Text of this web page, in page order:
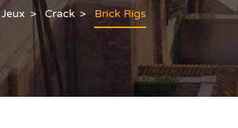
Jeux Crack Brick Rigs